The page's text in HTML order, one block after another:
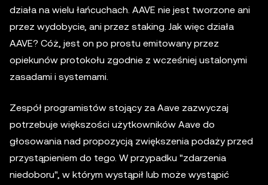
działa na wielu łańcuchach. AAVE nie jest tworzone ani
przez wydobycie, ani przez staking. Jak więc działa
AAVE? Cóż, jest on po prostu emitowany przez
opiekunów protokołu zgodnie z wcześniej ustalonymi
zasadami i systemami.
Zespół programistów stojący za Aave zazwyczaj
potrzebuje większości użytkowników Aave do
głosowania nad propozycją zwiększenia podaży przed
przystąpieniem do tego. W przypadku "zdarzenia
niedoboru", w którym wystąpił lub może wystąpić